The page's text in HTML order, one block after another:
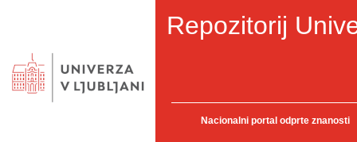
Repozitorij
Nacionalni portal odprte znanosti